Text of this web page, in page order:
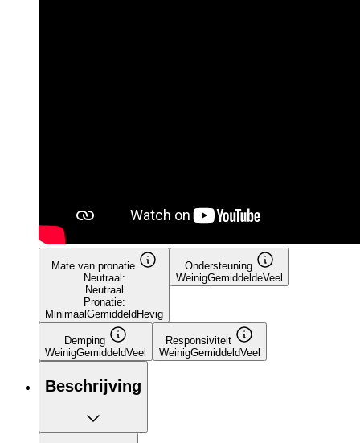
Mate van pronatie
Neutraal:
Neutraal
Pronatie:
MinimaalGemiddeld Hevig
Ondersteuning
WeinigGemiddeldeVeel
Demping
WeinigGemiddeldVeel
Responsiviteit
WeinigGemiddeldVeel
Beschrijving